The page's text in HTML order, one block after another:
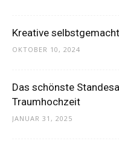
Kreative
OKTOBER 10, 2024
Das schönste
Traumhochzeit
JANUAR 31, 2025